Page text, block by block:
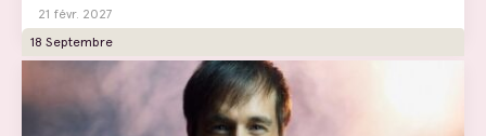
21 févr. 2027
18 Septembre